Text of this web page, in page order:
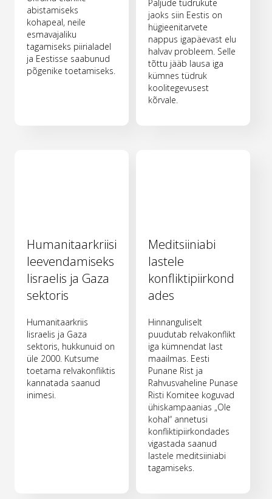
abistamiseks
kohapeal, neile
esmavajaliku
tagamiseks piirialadel
ja Eestisse saabunud
põgenike toetamiseks.
Paljude tüdrukute
jaoks siin Eestis on
hügieenitarvete
nappus igapäevast elu
halvav probleem. Selle
tõttu jääb lausa iga
kümnes tüdruk
koolitegevusest
kõrvale.
Humanitaarkriisi
leevendamiseks
Iisraelis ja Gaza
sektoris
Humanitaarkriis
Iisraelis ja Gaza
sektoris, hukkunuid on
üle 2000. Kutsume
toetama relvakonfliktis
kannatada saanud
inimesi.
Meditsiiniabi
lastele
konfliktipiirkond
ades
Hinnanguliselt
puudutab relvakonflikt
iga kümnendat last
maailmas. Eesti
Punane Rist ja
Rahvusvaheline Punase
Risti Komitee koguvad
ühiskampaanias „Ole
kohal“ annetusi
konfliktipiirkondades
vigastada saanud
lastele meditsiiniabi
tagamiseks.